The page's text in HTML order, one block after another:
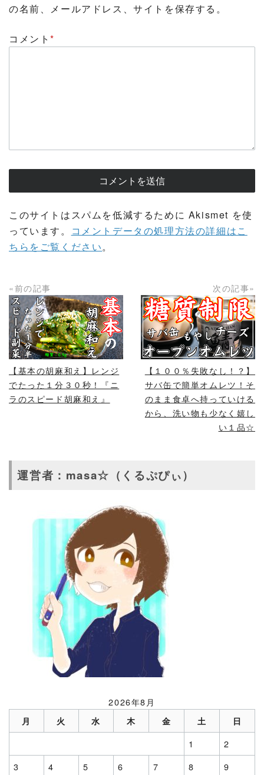
の名前、メールアドレス、サイトを保存する。
コメント*
このサイトはスパムを低減するために Akismet を使
っています。
コメントデータの処理方法の詳細はこ
ちらをご覧ください。
«前の記事
READ MORE
【基本の胡麻和え】レンジ
でたった１分３０秒！『ニ
ラのスピード胡麻和え』
次の記事»
READ MORE
【１００％失敗なし！？】
サバ缶で簡単オムレツ！そ
のまま食卓へ持っていける
から、洗い物も少なく嬉し
い１品☆
運営者：masa☆（くるぷぴぃ）
2026年8月
月 火 水 木 金 土 日
1
2
3
4 5 6 7 8
9